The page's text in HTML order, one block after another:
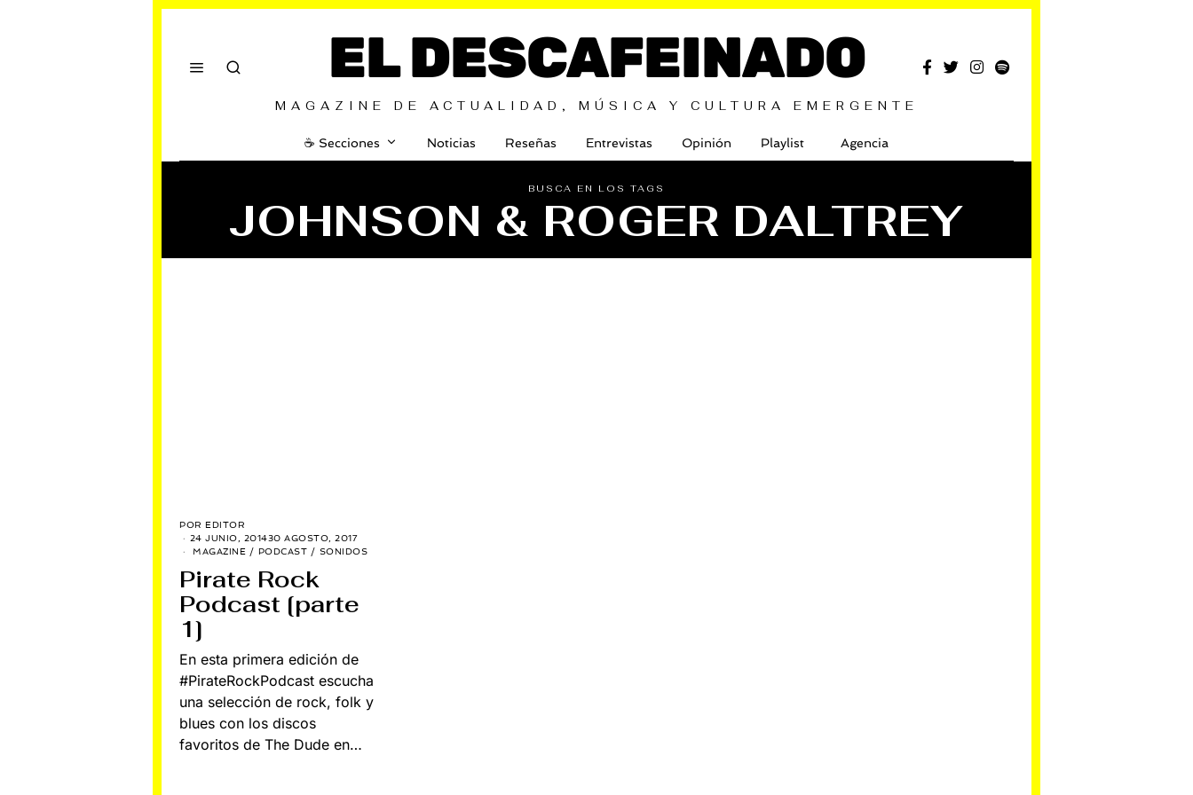
EL DESCAFEINADO
MAGAZINE DE ACTUALIDAD, MÚSICA Y CULTURA EMERGENTE
☕️ Secciones Noticias Reseñas Entrevistas Opinión Playlist Agencia
BUSCA EN LOS TAGS
JOHNSON & ROGER DALTREY
POR EDITOR
24 JUNIO, 201430 AGOSTO, 2017
MAGAZINE / PODCAST / SONIDOS
Pirate Rock
Podcast [parte
1]
En esta primera edición de
#PirateRockPodcast escucha
una selección de rock, folk y
blues con los discos
favoritos de The Dude en…